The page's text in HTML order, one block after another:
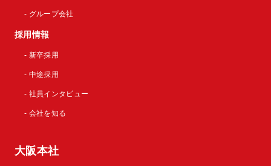
- グループ会社
採用情報
- 新卒採用
- 中途採用
- 社員インタビュー
- 会社を知る
大阪本社